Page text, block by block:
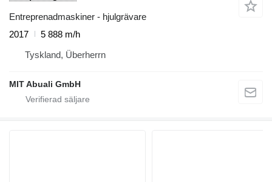
Entreprenadmaskiner - hjulgrävare
2017
5 888 m/h
Tyskland, Überherrn
MIT Abuali GmbH